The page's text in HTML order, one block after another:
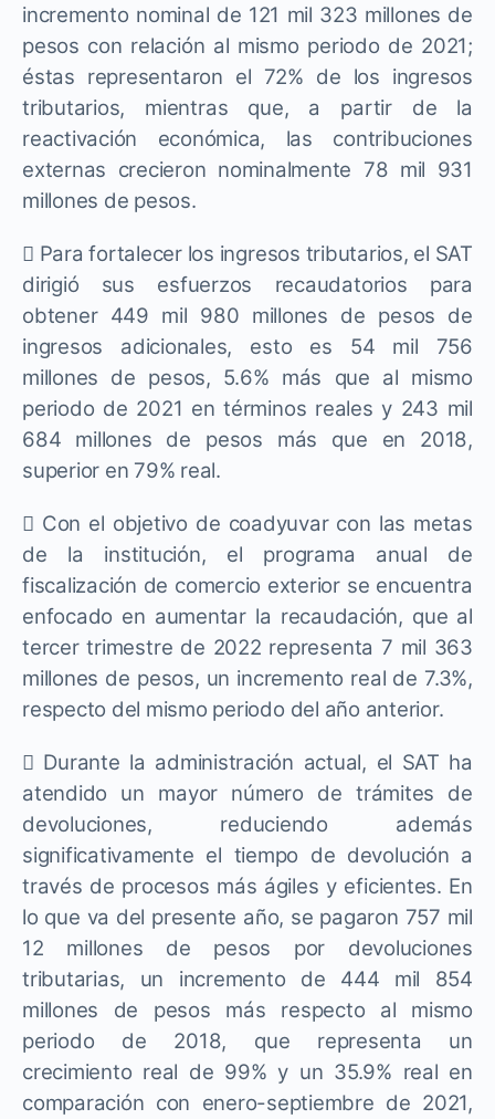
incremento nominal de 121 mil 323 millones de
pesos con relación al mismo periodo de 2021;
éstas representaron el 72% de los ingresos
tributarios, mientras que, a partir de la
reactivación económica, las contribuciones
externas crecieron nominalmente 78 mil 931
millones de pesos.
 Para fortalecer los ingresos tributarios, el SAT
dirigió sus esfuerzos recaudatorios para
obtener 449 mil 980 millones de pesos de
ingresos adicionales, esto es 54 mil 756
millones de pesos, 5.6% más que al mismo
periodo de 2021 en términos reales y 243 mil
684 millones de pesos más que en 2018,
superior en 79% real.
 Con el objetivo de coadyuvar con las metas
de la institución, el programa anual de
fiscalización de comercio exterior se encuentra
enfocado en aumentar la recaudación, que al
tercer trimestre de 2022 representa 7 mil 363
millones de pesos, un incremento real de 7.3%,
respecto del mismo periodo del año anterior.
 Durante la administración actual, el SAT ha
atendido un mayor número de trámites de
devoluciones, reduciendo además
significativamente el tiempo de devolución a
través de procesos más ágiles y eficientes. En
lo que va del presente año, se pagaron 757 mil
12 millones de pesos por devoluciones
tributarias, un incremento de 444 mil 854
millones de pesos más respecto al mismo
periodo de 2018, que representa un
crecimiento real de 99% y un 35.9% real en
comparación con enero-septiembre de 2021,